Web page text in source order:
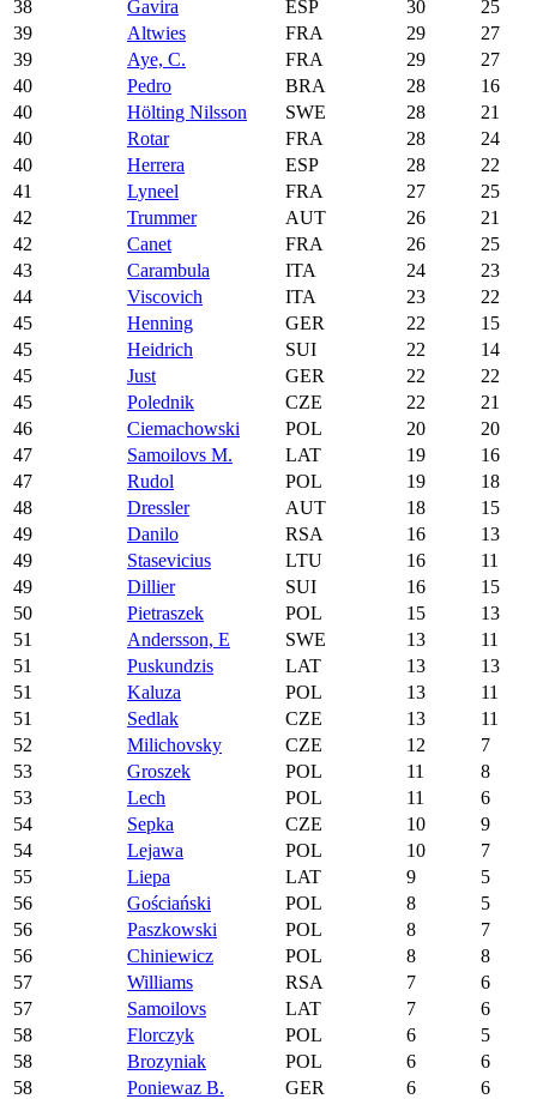
38
Gavira ESP 30
25
39
Altwies FRA 29
27
39
Aye, C. FRA 29
27
40
Pedro BRA 28
16
40
Hölting Nilsson SWE 28
21
40
Rotar FRA 28
24
40
Herrera ESP 28
22
41
Lyneel FRA 27
25
42
Trummer AUT 26
21
42
Canet FRA 26
25
43
Carambula ITA 24
23
44
Viscovich ITA 23
22
45
Henning GER 22
15
45
Heidrich SUI 22
14
45
Just GER 22
22
45
Polednik CZE 22
21
46
Ciemachowski POL 20
20
47
Samoilovs M. LAT 19
16
47
Rudol POL 19
18
48
Dressler AUT 18
15
49
Danilo RSA 16
13
49
Stasevicius LTU 16
11
49
Dillier SUI 16
15
50
Pietraszek POL 15
13
51
Andersson, E SWE 13
11
51
Puskundzis LAT 13
13
51
Kaluza POL 13
11
51
Sedlak CZE 13
11
52
Milichovsky CZE 12
7
53
Groszek POL 11
8
53
Lech POL 11
6
54
Sepka CZE 10
9
54
Lejawa POL 10
7
55
Liepa LAT 9
5
56
Gościański POL 8
5
56
Paszkowski POL 8
7
56
Chiniewicz POL 8
8
57
Williams RSA 7
6
57
Samoilovs LAT 7
6
58
Florczyk POL 6
5
58
Brozyniak POL 6
6
58
Poniewaz B. GER 6
6